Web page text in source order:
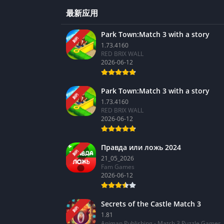
最新应用
新的
Park Town:Match 3 with a story
1.73.4160
RED BRIX WALL
2026-06-12
新的
Park Town:Match 3 with a story
1.73.4160
RED BRIX WALL
2026-06-12
新的
Правда или ложь 2024
21_05_2026
Fam Games
2026-06-12
新的
Secrets of the Castle Match 3
1.81